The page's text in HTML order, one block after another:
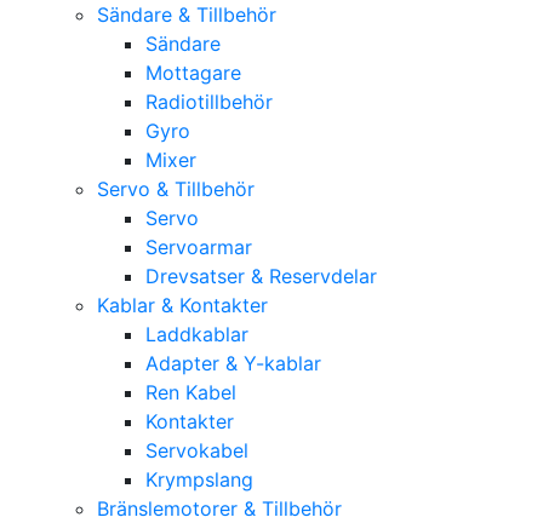
Sändare & Tillbehör
Sändare
Mottagare
Radiotillbehör
Gyro
Mixer
Servo & Tillbehör
Servo
Servoarmar
Drevsatser & Reservdelar
Kablar & Kontakter
Laddkablar
Adapter & Y-kablar
Ren Kabel
Kontakter
Servokabel
Krympslang
Bränslemotorer & Tillbehör